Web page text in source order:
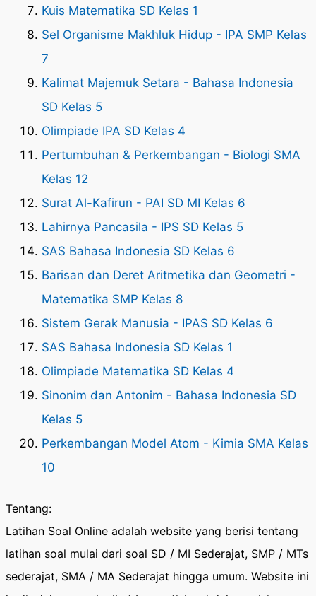
Kuis Matematika SD Kelas 1
Sel Organisme Makhluk Hidup - IPA SMP Kelas
7
Kalimat Majemuk Setara - Bahasa Indonesia
SD Kelas 5
Olimpiade IPA SD Kelas 4
Pertumbuhan & Perkembangan - Biologi SMA
Kelas 12
Surat Al-Kafirun - PAI SD MI Kelas 6
Lahirnya Pancasila - IPS SD Kelas 5
SAS Bahasa Indonesia SD Kelas 6
Barisan dan Deret Aritmetika dan Geometri -
Matematika SMP Kelas 8
Sistem Gerak Manusia - IPAS SD Kelas 6
SAS Bahasa Indonesia SD Kelas 1
Olimpiade Matematika SD Kelas 4
Sinonim dan Antonim - Bahasa Indonesia SD
Kelas 5
Perkembangan Model Atom - Kimia SMA Kelas
10
Tentang:
Latihan Soal Online adalah website yang berisi tentang
latihan soal mulai dari soal SD / MI Sederajat, SMP / MTs
sederajat, SMA / MA Sederajat hingga umum. Website ini